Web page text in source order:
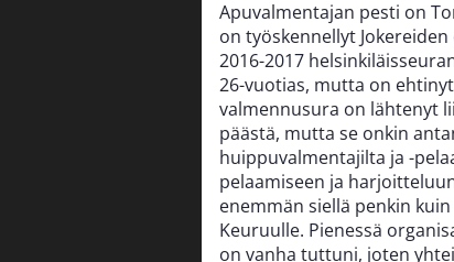
Apuvalmentajan pesti on
on työskennellyt
2016-2017
26-vuotias, mutta on
valmennusura on lähtenyt
päästä, mutta se onkin
huippuvalmentajilta ja -
pelaamiseen ja
enemmän siellä penkin
Keuruulle. Pienessä
on vanha tuttuni, joten